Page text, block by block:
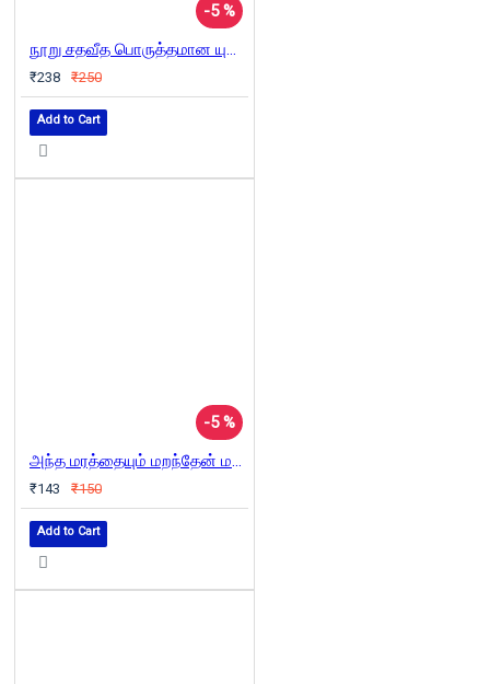
-5 %
நூறு சதவீத பொருத்தமான யுவதியை ஓர் அழகிய ஏப்ரல் காலையில் பார்த்தபோது
₹238 ₹250
Add to Cart
-5 %
அந்த மரத்தையும் மறந்தேன் மறந்தேன் நான்
₹143 ₹150
Add to Cart